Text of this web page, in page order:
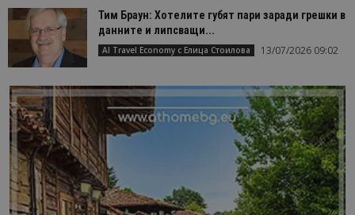
Тим Браун: Хотелите губят пари заради грешки в
данните и липсващи...
AI Travel Economy с Елица Стоилова 13/07/2026 09:02